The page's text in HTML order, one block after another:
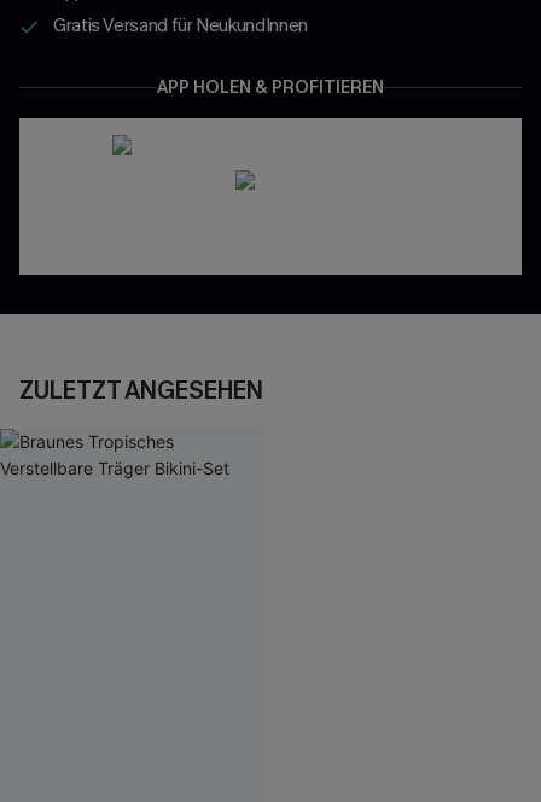
Gratis Versand für NeukundInnen
APP HOLEN & PROFITIEREN
ZULETZT ANGESEHEN